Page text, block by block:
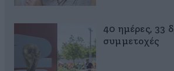
40 ημέρες, 33
συμμετοχές